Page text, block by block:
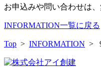
お申込みや問い合わせは
INFORMATION一覧に戻る
Top > INFORMATION >